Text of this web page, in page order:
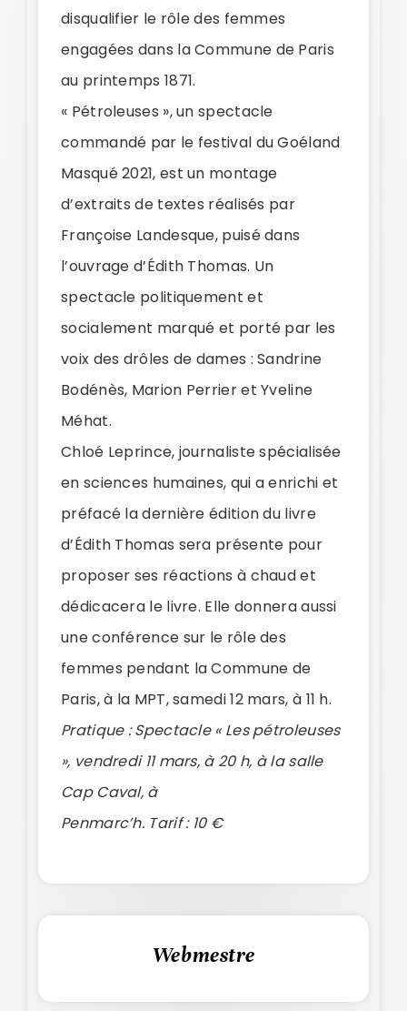
disqualifier le rôle des femmes
engagées dans la Commune de Paris
au printemps 1871.
« Pétroleuses », un spectacle
commandé par le festival du Goéland
Masqué 2021, est un montage
d’extraits de textes réalisés par
Françoise Landesque, puisé dans
l’ouvrage d’Édith Thomas. Un
spectacle politiquement et
socialement marqué et porté par les
voix des drôles de dames : Sandrine
Bodénès, Marion Perrier et Yveline
Méhat.
Chloé Leprince, journaliste spécialisée
en sciences humaines, qui a enrichi et
préfacé la dernière édition du livre
d’Édith Thomas sera présente pour
proposer ses réactions à chaud et
dédicacera le livre. Elle donnera aussi
une conférence sur le rôle des
femmes pendant la Commune de
Paris, à la MPT, samedi 12 mars, à 11 h.
Pratique : Spectacle « Les pétroleuses
», vendredi 11 mars, à 20 h, à la salle
Cap Caval, à
Penmarc’h. Tarif : 10 €
Webmestre